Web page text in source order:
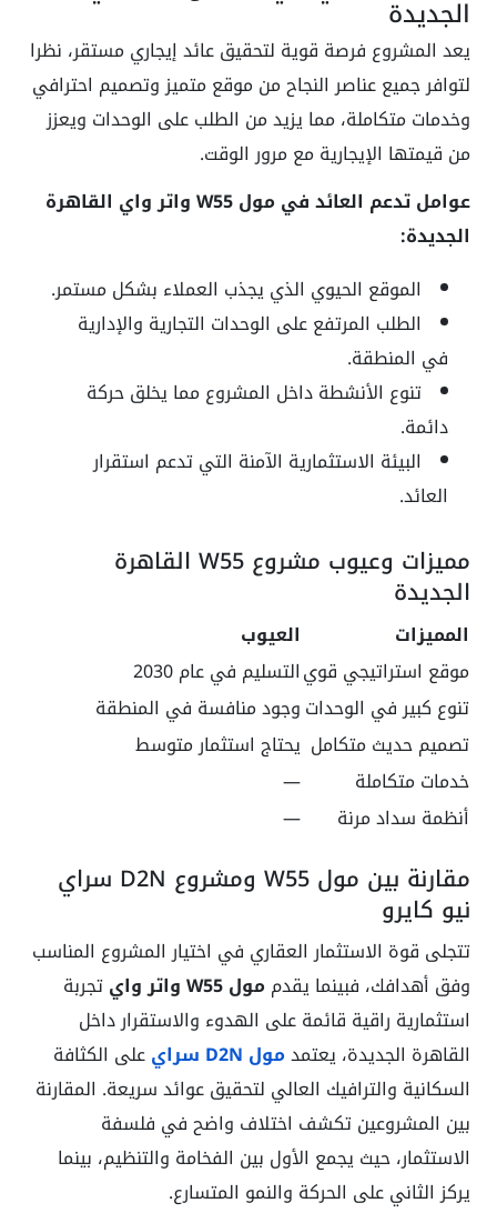
الجديدة
يعد المشروع فرصة قوية لتحقيق عائد إيجاري مستقر، نظرا
لتوافر جميع عناصر النجاح من موقع متميز وتصميم احترافي
وخدمات متكاملة، مما يزيد من الطلب على الوحدات ويعزز
من قيمتها الإيجارية مع مرور الوقت.
عوامل تدعم العائد في مول W55 واتر واي القاهرة
الجديدة:
الموقع الحيوي الذي يجذب العملاء بشكل مستمر.
الطلب المرتفع على الوحدات التجارية والإدارية
في المنطقة.
تنوع الأنشطة داخل المشروع مما يخلق حركة
دائمة.
البيئة الاستثمارية الآمنة التي تدعم استقرار
العائد.
مميزات وعيوب مشروع W55 القاهرة
الجديدة
المميزات
العيوب
موقع استراتيجي قويالتسليم في عام 2030
تنوع كبير في الوحداتوجود منافسة في المنطقة
تصميم حديث متكامل يحتاج استثمار متوسط
خدمات متكاملة
—
أنظمة سداد مرنة
—
مقارنة بين مول W55 ومشروع D2N سراي
نيو كايرو
تتجلى قوة الاستثمار العقاري في اختيار المشروع المناسب
وفق أهدافك، فبينما يقدممول W55 واتر واي
تجربة
استثمارية راقية قائمة على الهدوء والاستقرار داخل
القاهرة الجديدة، يعتمدمول D2N سراي
على الكثافة
السكانية والترافيك العالي لتحقيق عوائد سريعة. المقارنة
بين المشروعين تكشف اختلاف واضح في فلسفة
الاستثمار، حيث يجمع الأول بين الفخامة والتنظيم، بينما
يركز الثاني على الحركة والنمو المتسارع.